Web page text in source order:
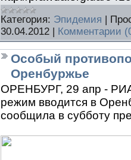
Категория: Эпидемия |
30.04.2012 | Комментарии
Особый
Оренбуржье
ОРЕНБУРГ, 29 апр -
режим вводится в
сообщила в субботу